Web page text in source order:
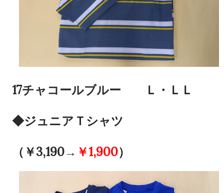
17チャコールブルー Ｌ・ＬＬ
◆ジュニアＴシャツ
（￥3,190→ ￥1,900）